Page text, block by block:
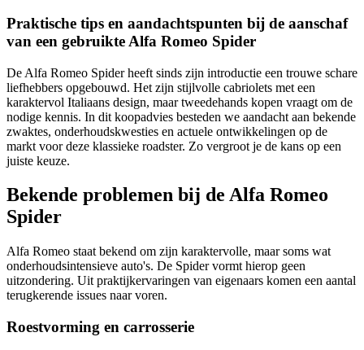
Praktische tips en aandachtspunten bij de aanschaf
van een gebruikte Alfa Romeo Spider
De Alfa Romeo Spider heeft sinds zijn introductie een trouwe schare
liefhebbers opgebouwd. Het zijn stijlvolle cabriolets met een
karaktervol Italiaans design, maar tweedehands kopen vraagt om de
nodige kennis. In dit koopadvies besteden we aandacht aan bekende
zwaktes, onderhoudskwesties en actuele ontwikkelingen op de
markt voor deze klassieke roadster. Zo vergroot je de kans op een
juiste keuze.
Bekende problemen bij de Alfa Romeo
Spider
Alfa Romeo staat bekend om zijn karaktervolle, maar soms wat
onderhoudsintensieve auto's. De Spider vormt hierop geen
uitzondering. Uit praktijkervaringen van eigenaars komen een aantal
terugkerende issues naar voren.
Roestvorming en carrosserie